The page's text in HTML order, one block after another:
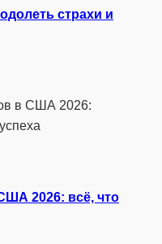
страхи и
2026: всё, что